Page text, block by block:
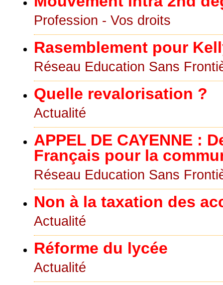
Profession - Vos droits
Rasemblement pour
Réseau Education Sans
Quelle revalorisation ?
Actualité
APPEL DE CAYENNE :
Français pour la
Réseau Education Sans
Non à la taxation des
Actualité
Réforme du lycée
Actualité